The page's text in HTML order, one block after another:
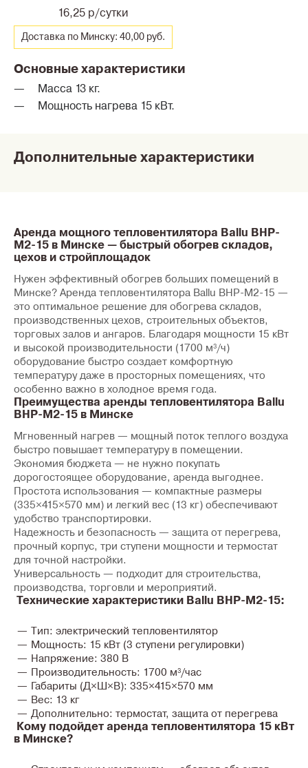
16,25 р/сутки
Доставка по Минску: 40,00 руб.
Основные характеристики
Масса 13 кг.
Мощность нагрева 15 кВт.
Дополнительные характеристики
Аренда мощного тепловентилятора Ballu BHP-
M2-15 в Минске — быстрый обогрев складов,
цехов и стройплощадок
Нужен эффективный обогрев больших помещений в
Минске? Аренда тепловентилятора Ballu BHP-M2-15 —
это оптимальное решение для обогрева складов,
производственных цехов, строительных объектов,
торговых залов и ангаров. Благодаря мощности 15 кВт
и высокой производительности (1700 м³/ч)
оборудование быстро создает комфортную
температуру даже в просторных помещениях, что
особенно важно в холодное время года.
Преимущества аренды тепловентилятора Ballu
BHP-M2-15 в Минске
Мгновенный нагрев — мощный поток теплого воздуха
быстро повышает температуру в помещении.
Экономия бюджета — не нужно покупать
дорогостоящее оборудование, аренда выгоднее.
Простота использования — компактные размеры
(335×415×570 мм) и легкий вес (13 кг) обеспечивают
удобство транспортировки.
Надежность и безопасность — защита от перегрева,
прочный корпус, три ступени мощности и термостат
для точной настройки.
Универсальность — подходит для строительства,
производства, торговли и мероприятий.
Технические характеристики Ballu BHP-M2-15:
Тип: электрический тепловентилятор
Мощность: 15 кВт (3 ступени регулировки)
Напряжение: 380 В
Производительность: 1700 м³/час
Габариты (Д×Ш×В): 335×415×570 мм
Вес: 13 кг
Дополнительно: термостат, защита от перегрева
Кому подойдет аренда тепловентилятора 15 кВт
в Минске?